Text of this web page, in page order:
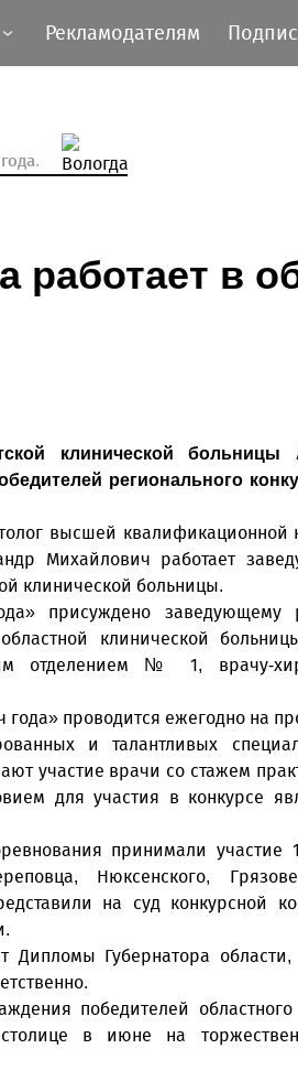
Рекламодателям
работает в
клинической
регионального
высшей квалификационной
Михайлович работает
клинической больницы.
присуждено заведующему
клинической
отделением № 1, врачу-
проводится ежегодно на
и талантливых
участие врачи со стажем
для участия в конкурсе
принимали участие
Нюксенского,
на суд конкурсной
Дипломы Губернатора
победителей
в июне на